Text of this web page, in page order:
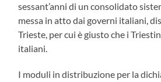
sessant’anni di un consolidato
messa in atto dai governi italiani,
Trieste, per cui è giusto che i
italiani.
I moduli in distribuzione per la